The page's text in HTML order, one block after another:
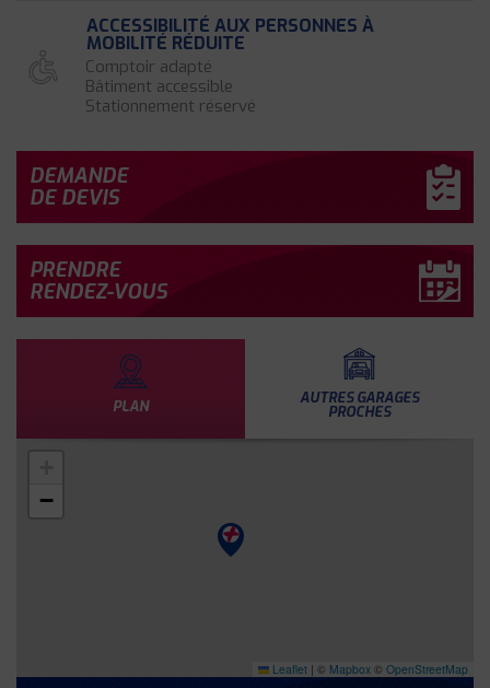
ACCESSIBILITÉ AUX PERSONNES À
MOBILITÉ RÉDUITE
Comptoir adapté
Bâtiment accessible
Stationnement réservé
PLAN AUTRES GARAGES
PROCHES
−
Leaflet | © Mapbox © OpenStreetMap
DEMANDE
DE DEVIS
PRENDRE
RENDEZ-VOUS